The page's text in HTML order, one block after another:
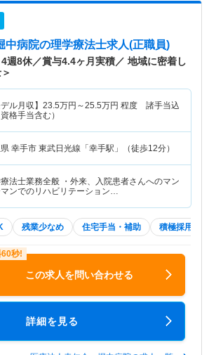
中病院の理学療法士求人(正職員)
4週8休／賞与4.4ヶ月実積／ 地域に密着し
デル月収】 23.5万円～25.5万円 程度 諸手当込
格手当含む）
幸手市 東武日光線「幸手駅」（徒歩12分）
法士業務全般 ・外来、入院患者さんへのマン
マンでのリハビリテーション…
残業少なめ 住宅手当・補助 積極採用中
この求人を問い合わせる
詳細を見る